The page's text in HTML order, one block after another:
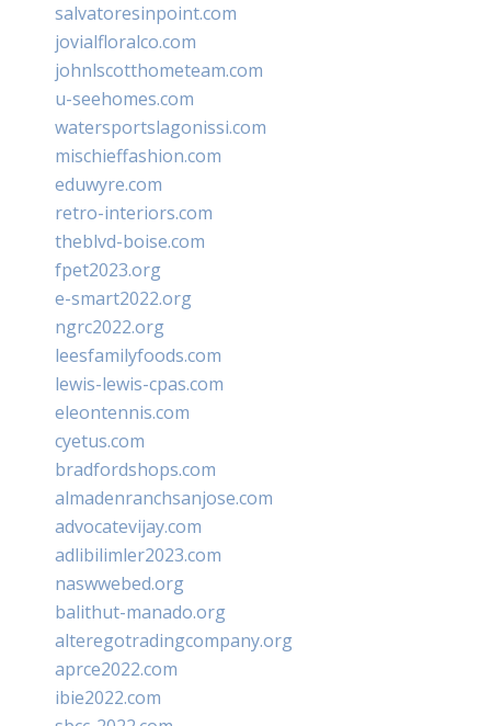
salvatoresinpoint.com
jovialfloralco.com
johnlscotthometeam.com
u-seehomes.com
watersportslagonissi.com
mischieffashion.com
eduwyre.com
retro-interiors.com
theblvd-boise.com
fpet2023.org
e-smart2022.org
ngrc2022.org
leesfamilyfoods.com
lewis-lewis-cpas.com
eleontennis.com
cyetus.com
bradfordshops.com
almadenranchsanjose.com
advocatevijay.com
adlibilimler2023.com
naswwebed.org
balithut-manado.org
alteregotradingcompany.org
aprce2022.com
ibie2022.com